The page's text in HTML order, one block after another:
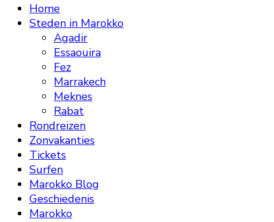
Home
Steden in Marokko
Agadir
Essaouira
Fez
Marrakech
Meknes
Rabat
Rondreizen
Zonvakanties
Tickets
Surfen
Marokko Blog
Geschiedenis
Marokko